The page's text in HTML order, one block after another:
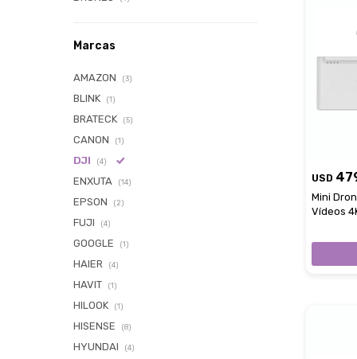
USD
Mini
Vídeos
Marcas
AMAZON (3)
BLINK (1)
BRATECK (5)
CANON (1)
DJI (4)
ENXUTA (14)
EPSON (2)
FUJI (4)
GOOGLE (1)
HAIER (4)
HAVIT (1)
HILOOK (1)
HISENSE (8)
HYUNDAI (4)